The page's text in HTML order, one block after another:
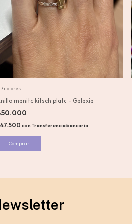
7 colores
manito kitsch plata - Galaxia
con Transferencia bancaria
Comprar